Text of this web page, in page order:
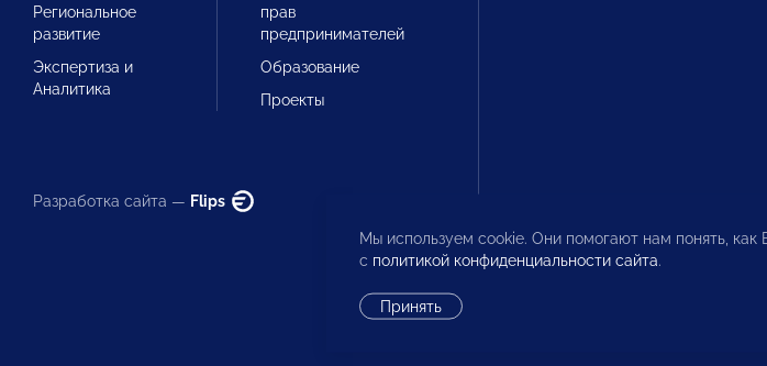
Региональное
развитие
Экспертиза и
Аналитика
прав
предпринимателей
Образование
Проекты
Разработка сайта — Flips
Мы используем cookie. Они помогают нам понять, как
с политикой конфиденциальности сайта.
Принять